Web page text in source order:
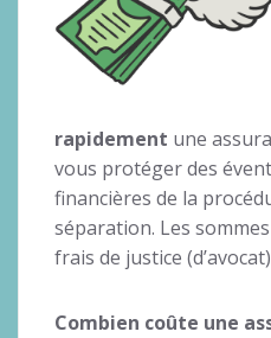
rapidement une
vous protéger des
financières de la
séparation. Les
frais de justice
Combien coûte une